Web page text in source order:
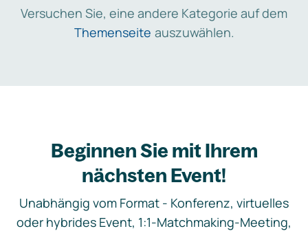
Versuchen Sie, eine andere Kategorie auf dem
Themenseite auszuwählen.
Beginnen Sie mit Ihrem
nächsten Event!
Unabhängig vom Format - Konferenz, virtuelles
oder hybrides Event, 1:1-Matchmaking-Meeting,